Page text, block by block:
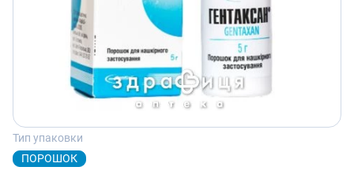
Тип упаковки
ПОРОШОК